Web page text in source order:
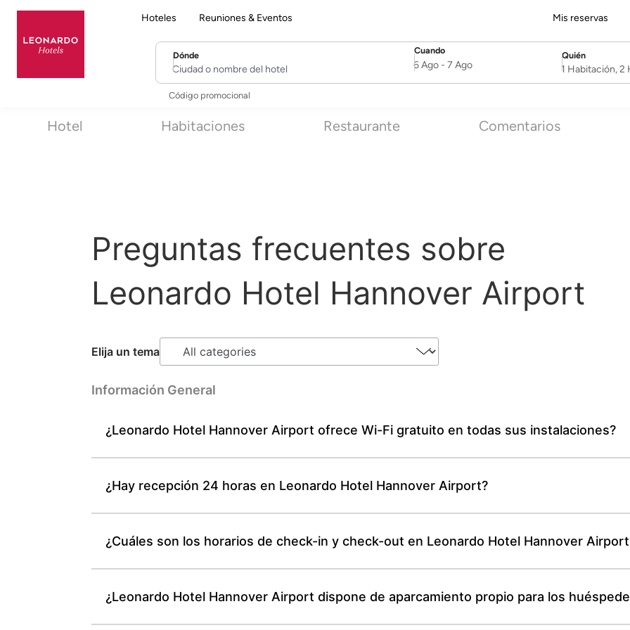
Hoteles Reuniones & Eventos Mis reservas
Dónde
Ciudad o nombre del hotel
Cuando
SelectDate
6 Ago- 7 Ago
Quién
Username
1 Habitación, 2
Código promocional
Hotel Habitaciones Restaurante Comentarios
Preguntas frecuentes sobre
Leonardo Hotel Hannover Airport
Elija un tema
Información General
¿Leonardo Hotel Hannover Airport ofrece Wi-Fi gratuito en todas sus instalaciones?
¿Hay recepción 24 horas en Leonardo Hotel Hannover Airport?
¿Cuáles son los horarios de check-in y check-out en Leonardo Hotel Hannover
¿Leonardo Hotel Hannover Airport dispone de aparcamiento propio para los